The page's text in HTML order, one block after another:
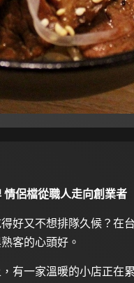
侶檔從職人走向創業者
好又不想排隊久候？在
客的心頭好。
有一家溫暖的小店正在